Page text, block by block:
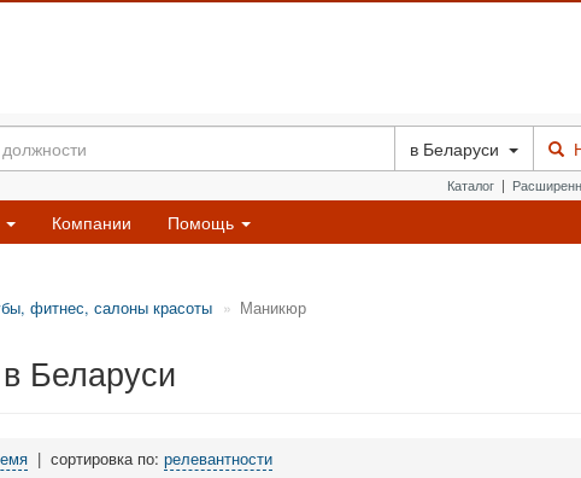
в Беларуси
Каталог |
Компании Помощь
фитнес, салоны красоты Маникюр
Беларуси
| сортировка по: релевантности